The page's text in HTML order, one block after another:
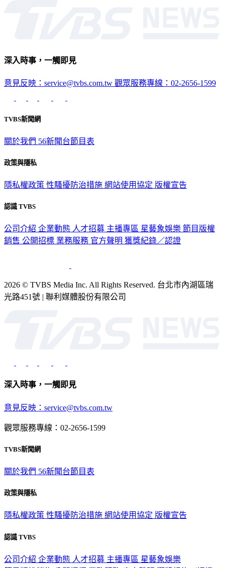
深入時事，一觸即見
意見反映：service@tvbs.com.tw 觀眾服務專線：02-2656-1599
TVBS新聞網
關於我們 56新聞台節目表
政策與隱私
隱私權政策 性騷擾防治措施 網站使用協定 版權宣告
認識 TVBS
公司介紹 企業動態 人才招募 主播專區 星藝象娛樂 節目版權
銷售 公開招標 業務服務 官方聲明 獲獎紀錄／認證
2026 © TVBS Media Inc. All Rights Reserved. 台北市內湖區瑞
光路451號 | 聯利媒體股份有限公司
深入時事，一觸即見
意見反映：service@tvbs.com.tw
觀眾服務專線：02-2656-1599
TVBS新聞網
關於我們 56新聞台節目表
政策與隱私
隱私權政策 性騷擾防治措施 網站使用協定 版權宣告
認識 TVBS
公司介紹 企業動態 人才招募 主播專區 星藝象娛樂